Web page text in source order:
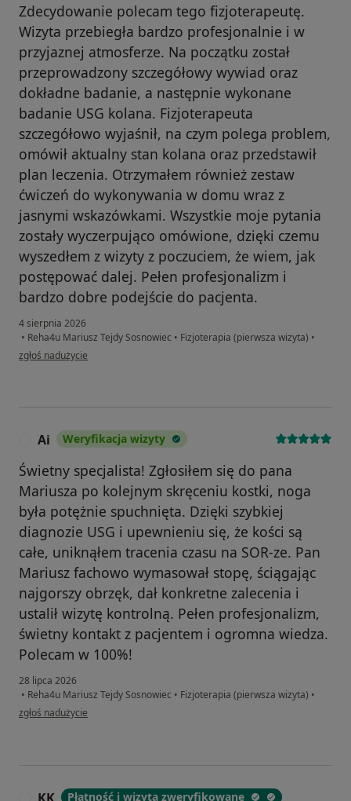
Zdecydowanie polecam tego fizjoterapeutę.
Wizyta przebiegła bardzo profesjonalnie i w
przyjaznej atmosferze. Na początku został
przeprowadzony szczegółowy wywiad oraz
dokładne badanie, a następnie wykonane
badanie USG kolana. Fizjoterapeuta
szczegółowo wyjaśnił, na czym polega problem,
omówił aktualny stan kolana oraz przedstawił
plan leczenia. Otrzymałem również zestaw
ćwiczeń do wykonywania w domu wraz z
jasnymi wskazówkami. Wszystkie moje pytania
zostały wyczerpująco omówione, dzięki czemu
wyszedłem z wizyty z poczuciem, że wiem, jak
postępować dalej. Pełen profesjonalizm i
bardzo dobre podejście do pacjenta.
4 sierpnia 2026
• Reha4u Mariusz Tejdy Sosnowiec • Fizjoterapia (pierwsza wizyta) •
w opinii użytkownika Mariusz
zgłoś nadużycie
Ai Weryfikacja wizyty
Świetny specjalista! Zgłosiłem się do pana
Mariusza po kolejnym skręceniu kostki, noga
była potężnie spuchnięta. Dzięki szybkiej
diagnozie USG i upewnieniu się, że kości są
całe, uniknąłem tracenia czasu na SOR-ze. Pan
Mariusz fachowo wymasował stopę, ściągając
najgorszy obrzęk, dał konkretne zalecenia i
ustalił wizytę kontrolną. Pełen profesjonalizm,
świetny kontakt z pacjentem i ogromna wiedza.
Polecam w 100%!
28 lipca 2026
• Reha4u Mariusz Tejdy Sosnowiec • Fizjoterapia (pierwsza wizyta) •
w opinii użytkownika Ai
zgłoś nadużycie
Płatność i wizyta zweryfikowane